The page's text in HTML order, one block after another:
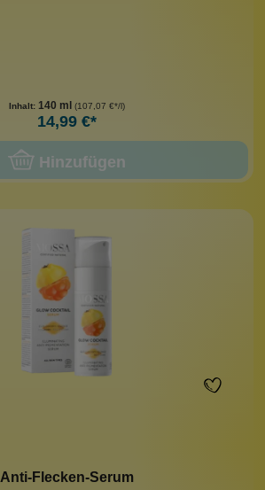
Inhalt: 140 ml (107,07 €*/l)
14,99 €*
Hinzufügen
Anti-Flecken-Serum